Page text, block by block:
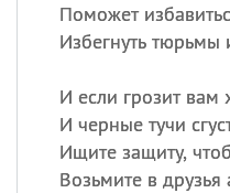
Поможет
Избегнуть тюрьмы
И если грозит вам
И черные тучи
Ищите защиту,
Возьмите в друзья